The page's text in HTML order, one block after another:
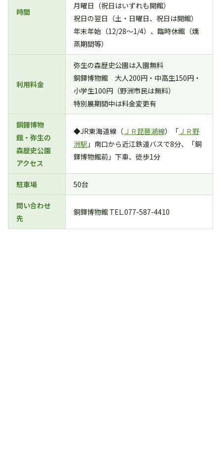
時間
月曜日（祝日はいずれも開館）
祝日の翌日（土・日曜日、祝日は開館）
年末年始（12/28～1/4）、臨時休館（燻
蒸期間等）
利用料金
弥生の森歴史公園は入園無料
銅鐸博物館 大人200円・中高生150円・
小学生100円（野洲市民は無料）
特別展期間中は料金変更有
銅鐸博物
館・弥生の
森歴史公園
アクセス
◆JR東海道線（ ＪＲ琵琶湖線）「 ＪＲ野
洲駅 」南口から近江鉄道バスで8分、「銅
鐸博物館前」下車、徒歩1分
駐車場 50台
問い合わせ
先
銅鐸博物館 TEL.077-587-4410